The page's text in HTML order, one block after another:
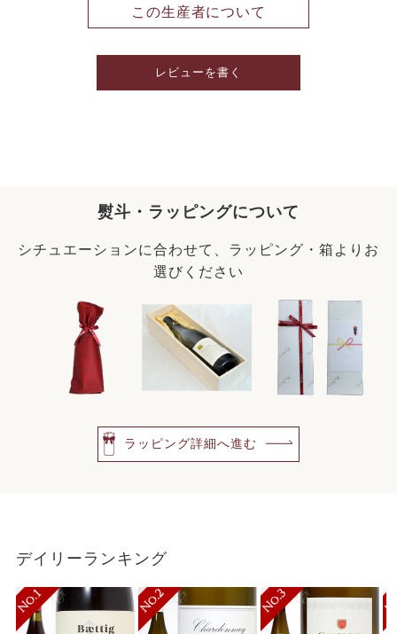
この生産者について
レビューを書く
熨斗・ラッピングについて
シチュエーションに合わせて、ラッピング・箱よりお
選びください
ラッピング詳細へ進む
デイリーランキング